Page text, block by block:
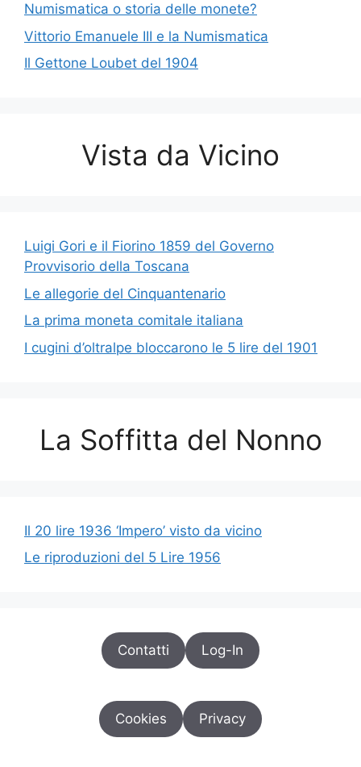
Numismatica o storia delle monete?
Vittorio Emanuele III e la Numismatica
Il Gettone Loubet del 1904
Vista da Vicino
Luigi Gori e il Fiorino 1859 del Governo
Provvisorio della Toscana
Le allegorie del Cinquantenario
La prima moneta comitale italiana
I cugini d’oltralpe bloccarono le 5 lire del 1901
La Soffitta del Nonno
Il 20 lire 1936 ‘Impero’ visto da vicino
Le riproduzioni del 5 Lire 1956
Contatti Log-In
Cookies Privacy